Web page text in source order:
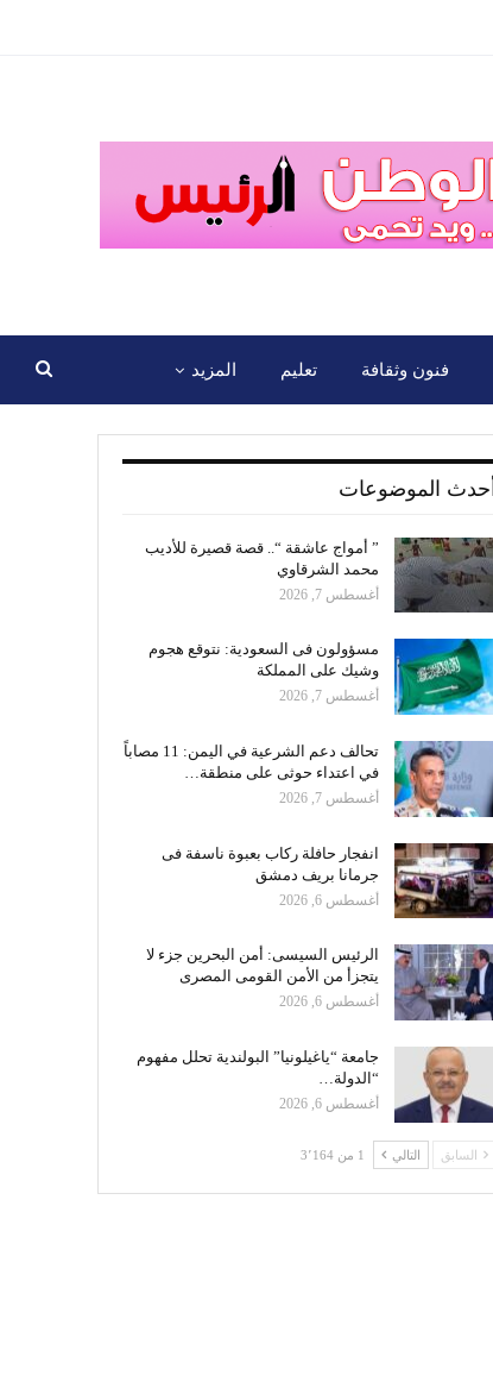
فنون وثقافة تعليم المزيد
أحدث الموضوعات
” أمواج عاشقة “.. قصة قصيرة للأديب
محمد الشرقاوي
أغسطس 7, 2026
مسؤولون فى السعودية: نتوقع هجوم
وشيك على المملكة
أغسطس 7, 2026
تحالف دعم الشرعية في اليمن: 11 مصاباً
في اعتداء حوثى على منطقة…
أغسطس 7, 2026
انفجار حافلة ركاب بعبوة ناسفة فى
جرمانا بريف دمشق
أغسطس 6, 2026
الرئيس السيسى: أمن البحرين جزء لا
يتجزأ من الأمن القومى المصرى
أغسطس 6, 2026
جامعة “ياغيلونيا” البولندية تحلل مفهوم
“الدولة…
أغسطس 6, 2026
السابق التالي 1 من 3٬164